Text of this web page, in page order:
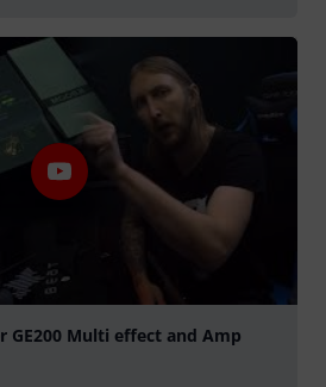
GE200 Multi effect and Amp